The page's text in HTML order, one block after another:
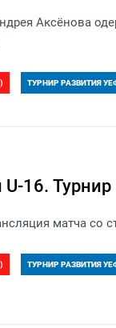
Аксёнова
ТУРНИР РАЗВИТИЯ
16.
матча со
ТУРНИР РАЗВИТИЯ